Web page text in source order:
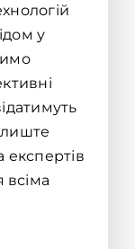
у
експертів